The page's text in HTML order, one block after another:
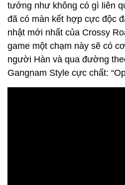
tưởng như không có gì liên
đã có màn kết hợp cực độc
nhật mới nhất của Crossy
game một chạm này sẽ có
người Hàn và qua đường
Gangnam Style cực chất: